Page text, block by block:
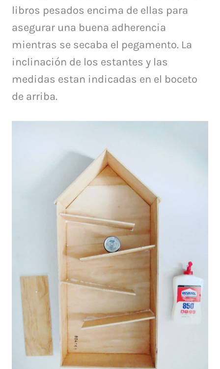
libros pesados encima de ellas para
asegurar una buena adherencia
mientras se secaba el pegamento. La
inclinación de los estantes y las
medidas estan indicadas en el boceto
de arriba.